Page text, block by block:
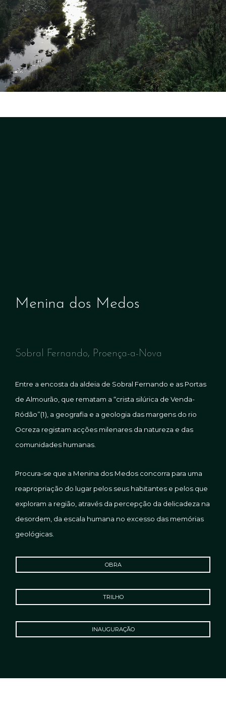
Menina dos Medos
Sobral Fernando, Proença-a-Nova
Entre a encosta da aldeia de Sobral Fernando e as Portas
de Almourão, que rematam a “crista silúrica de Venda-
Ródão”(1), a geografia e a geologia das margens do rio
Ocreza registam acções milenares da natureza e das
comunidades humanas.
Procura-se que a Menina dos Medos concorra para uma
reapropriação do lugar pelos seus habitantes e pelos que
exploram a região, através da percepção da delicadeza na
desordem, da escala humana no excesso das memórias
geológicas.
OBRA
TRILHO
INAUGURAÇÃO